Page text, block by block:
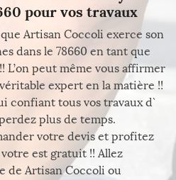
pour vos travaux
Artisan Coccoli exerce son
dans le 78660 en tant que
L’on peut même vous affirmer
expert en la matière !!
confiant tous vos travaux d`
plus de temps.
votre devis et profitez
est gratuit !! Allez
de Artisan Coccoli ou